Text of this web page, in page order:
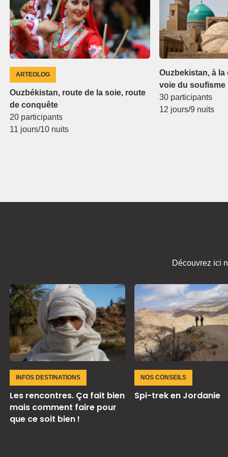
ARTEOLOG
Ouzbékistan, route de la soie, route
de conquête
20 participants
11 jours/10 nuits
Ouzbekistan, à
voie du soufisme
30 participants
12 jours/9 nuits
Découvrez ici
INFOS DESTINATIONS
Les rencontres. Ça fait bien
mais comment faire pour
que ce soit bien !
NOS CONSEILS
Spi-trek en Jordanie